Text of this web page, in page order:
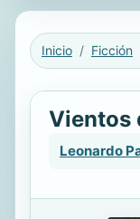
Inicio Ficción
Vientos
Leonardo